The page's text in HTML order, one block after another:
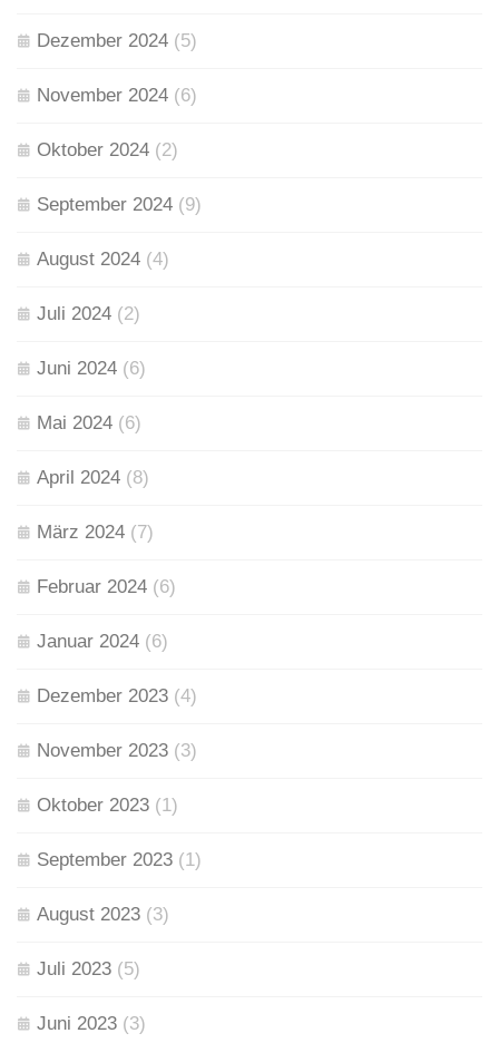
Dezember 2024 (5)
November 2024 (6)
Oktober 2024 (2)
September 2024 (9)
August 2024 (4)
Juli 2024 (2)
Juni 2024 (6)
Mai 2024 (6)
April 2024 (8)
März 2024 (7)
Februar 2024 (6)
Januar 2024 (6)
Dezember 2023 (4)
November 2023 (3)
Oktober 2023 (1)
September 2023 (1)
August 2023 (3)
Juli 2023 (5)
Juni 2023 (3)